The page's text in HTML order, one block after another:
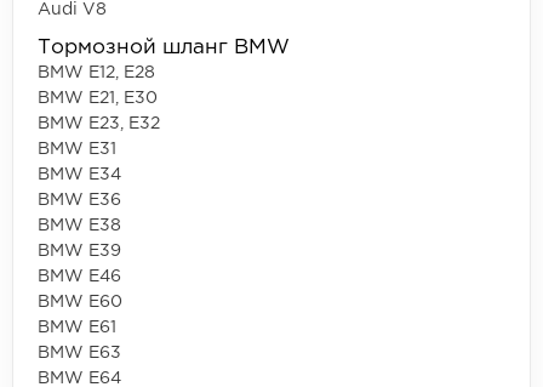
Audi V8
Тормозной шланг BMW
BMW E12, E28
BMW E21, E30
BMW E23, E32
BMW E31
BMW E34
BMW E36
BMW E38
BMW E39
BMW E46
BMW E60
BMW E61
BMW E63
BMW E64